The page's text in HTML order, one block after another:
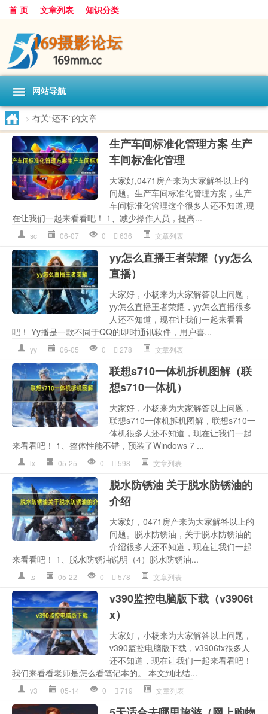
首 页 文章列表 知识分类
网站导航
> 有关“还不”的文章
生产车间标准化管理方案 生产
车间标准化管理
大家好,0471房产来为大家解答以上的
问题。生产车间标准化管理方案，生产
车间标准化管理这个很多人还不知道,现
在让我们一起来看看吧！ 1、减少操作人员，提高...
sc 06-07 0 636 文章列表
yy怎么直播王者荣耀（yy怎么
直播）
大家好，小杨来为大家解答以上问题，
yy怎么直播王者荣耀，yy怎么直播很多
人还不知道，现在让我们一起来看看
吧！ Yy播是一款不同于QQ的即时通讯软件，用户喜...
yy 06-05 0 278 文章列表
联想s710一体机拆机图解（联
想s710一体机）
大家好，小杨来为大家解答以上问题，
联想s710一体机拆机图解，联想s710一
体机很多人还不知道，现在让我们一起
来看看吧！ 1、整体性能不错，预装了Windows 7 ...
lx 05-25 0 598 文章列表
脱水防锈油 关于脱水防锈油的
介绍
大家好，0471房产来为大家解答以上的
问题。脱水防锈油，关于脱水防锈油的
介绍很多人还不知道，现在让我们一起
来看看吧！ 1、脱水防锈油说明（4）脱水防锈油...
ts 05-22 0 578 文章列表
v390监控电脑版下载（v3906t
x）
大家好，小杨来为大家解答以上问题，
v390监控电脑版下载，v3906tx很多人
还不知道，现在让我们一起来看看吧！
我们来看看老师是怎么看笔记本的。 本文到此结...
v3 05-14 0 719 文章列表